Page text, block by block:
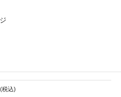
税込)